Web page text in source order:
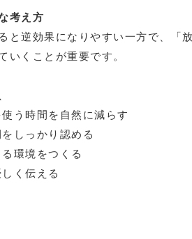
考え方
と逆効果になりやすい一方で、「
いくことが重要です。
う時間を自然に減らす
しっかり認める
環境をつくる
く伝える